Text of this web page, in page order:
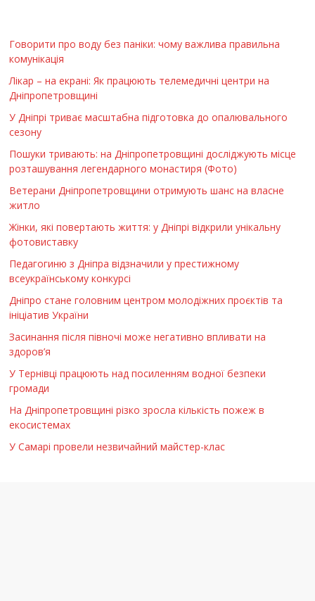
Говорити про воду без паніки: чому важлива правильна
комунікація
Лікар – на екрані: Як працюють телемедичні центри на
Дніпропетровщині
У Дніпрі триває масштабна підготовка до опалювального
сезону
Пошуки тривають: на Дніпропетровщині досліджують місце
розташування легендарного монастиря (Фото)
Ветерани Дніпропетровщини отримують шанс на власне
житло
Жінки, які повертають життя: у Дніпрі відкрили унікальну
фотовиставку
Педагогиню з Дніпра відзначили у престижному
всеукраїнському конкурсі
Дніпро стане головним центром молодіжних проєктів та
ініціатив України
Засинання після півночі може негативно впливати на
здоров’я
У Тернівці працюють над посиленням водної безпеки
громади
На Дніпропетровщині різко зросла кількість пожеж в
екосистемах
У Самарі провели незвичайний майстер-клас